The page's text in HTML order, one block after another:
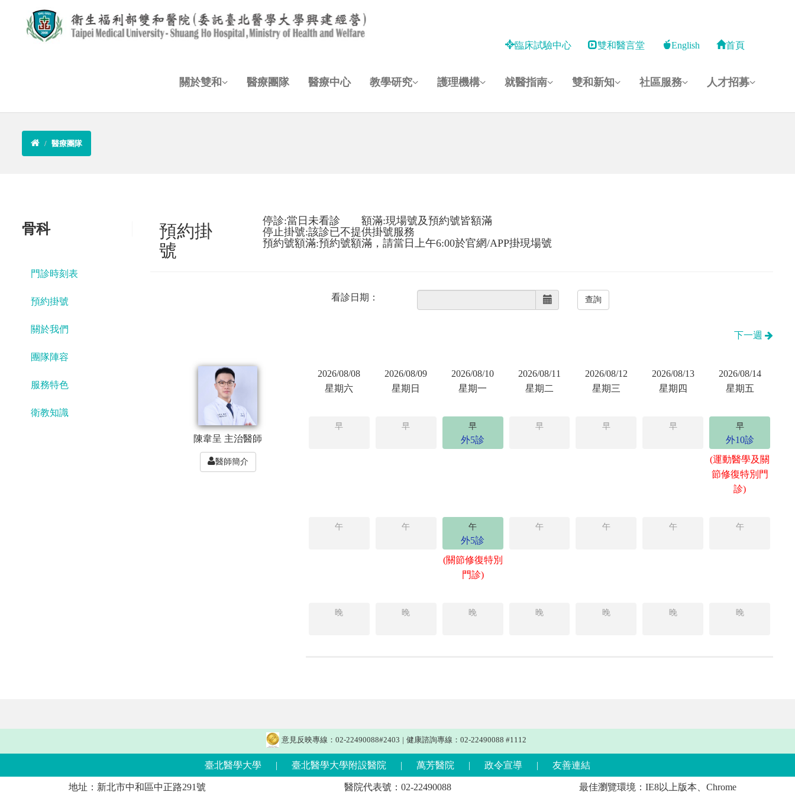
臨床試驗中心 雙和醫言堂 English 首頁
關於雙和 醫療團隊 醫療中心 教學研究 護理機構 就醫指南 雙和新知 社區服務 人才招募
醫療團隊
骨科
門診時刻表
預約掛號
關於我們
團隊陣容
服務特色
衛教知識
預約掛
號
停診:當日未看診 額滿:現場號及預約號皆額滿
停止掛號:該診已不提供掛號服務
預約號額滿:預約號額滿，請當日上午6:00於官網/APP掛現場號
看診日期：
下一週
陳韋呈 主治醫師
醫師簡介
2026/08/08
星期六
2026/08/09
星期日
2026/08/10
星期一
2026/08/11
星期二
2026/08/12
星期三
2026/08/13
星期四
2026/08/14
星期五
早 早 早
外5診
早 早 早 早
外10診
(運動醫學及關
節修復特別門
診)
午 午 午
外5診
(關節修復特別
門診)
午 午 午 午
晚 晚 晚 晚 晚 晚 晚
意見反映專線：02-22490088#2403 | 健康諮詢專線：02-22490088 #1112
臺北醫學大學 | 臺北醫學大學附設醫院 | 萬芳醫院 | 政令宣導 | 友善連結
地址：新北市中和區中正路291號 醫院代表號：02-22490088 最佳瀏覽環境：IE8以上版本、Chrome